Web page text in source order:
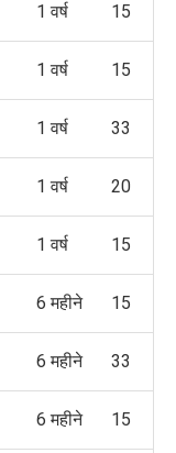
1 वर्ष 15
1 वर्ष 15
1 वर्ष 33
1 वर्ष 20
1 वर्ष 15
6 महीने 15
6 महीने 33
6 महीने 15